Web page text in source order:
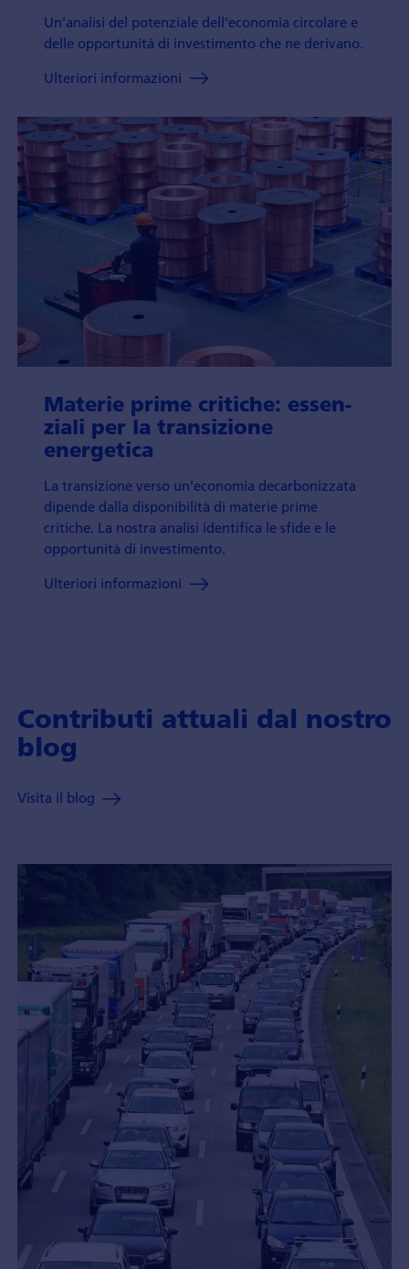
Un'analisi del potenziale dell'economia circolare e
delle opportunità di investimento che ne derivano.
Ulteriori informazioni
Materie prime critiche: essen­
ziali per la trans­izione
energetica
La trans­izione verso un'econo­mia decarbon­izzata
dipende dalla disponibilità di materie prime
critiche. La nostra analisi identifica le sfide e le
opportunità di investi­mento.
Ulteriori informazioni
Contributi attuali dal nostro
blog
Visita il blog